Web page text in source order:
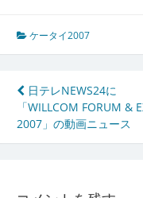
ケータイ2007
投
稿
ナ
日テレNEWS24に
「WILLCOM FORUM &
2007」の動画ニュース